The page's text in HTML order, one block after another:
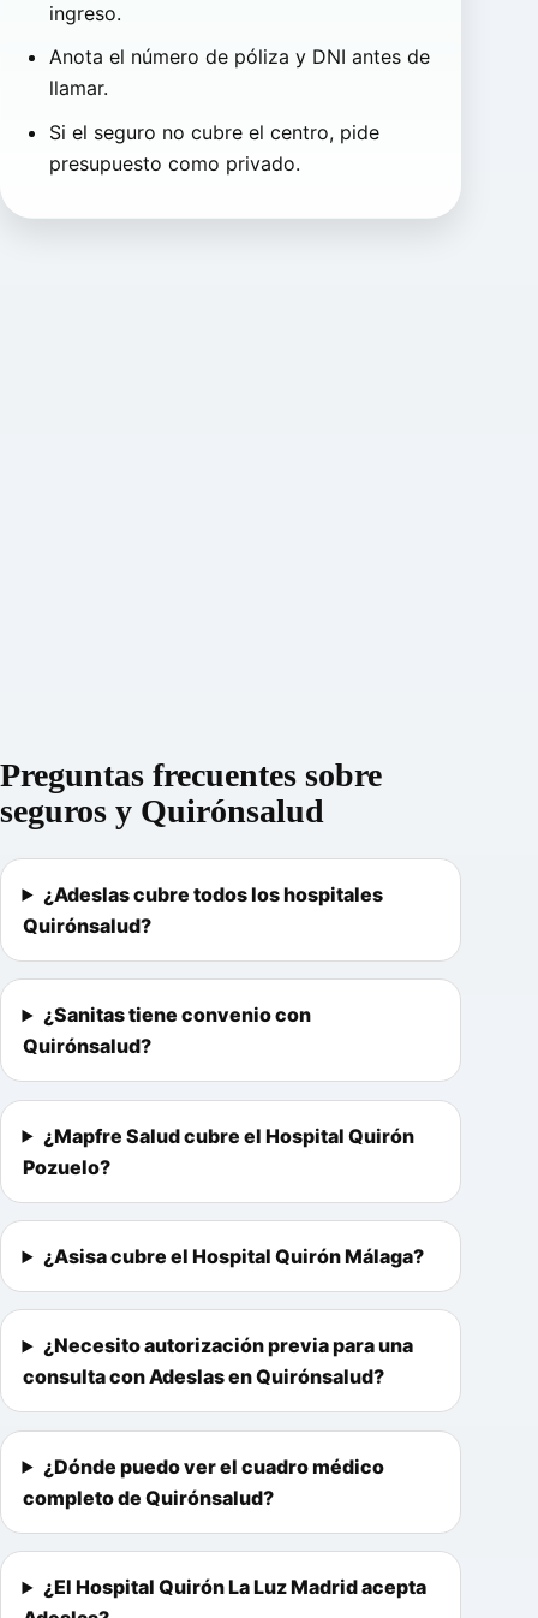
ingreso.
Anota el número de póliza y DNI antes de
llamar.
Si el seguro no cubre el centro, pide
presupuesto como privado.
Preguntas frecuentes sobre
seguros y Quirónsalud
¿Adeslas cubre todos los hospitales
Quirónsalud?
¿Sanitas tiene convenio con
Quirónsalud?
¿Mapfre Salud cubre el Hospital Quirón
Pozuelo?
¿Asisa cubre el Hospital Quirón Málaga?
¿Necesito autorización previa para una
consulta con Adeslas en Quirónsalud?
¿Dónde puedo ver el cuadro médico
completo de Quirónsalud?
¿El Hospital Quirón La Luz Madrid acepta